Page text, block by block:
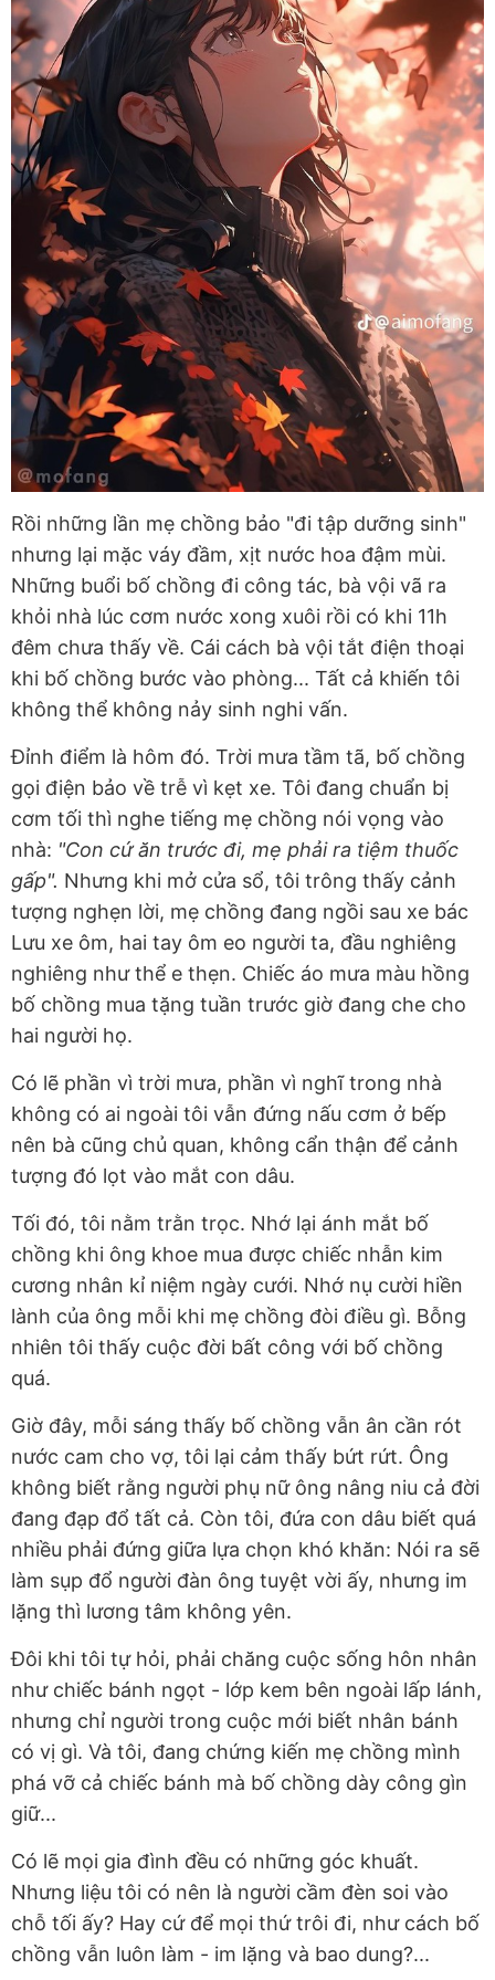
Rồi những lần mẹ chồng bảo "đi tập dưỡng sinh"
nhưng lại mặc váy đầm, xịt nước hoa đậm mùi.
Những buổi bố chồng đi công tác, bà vội vã ra
khỏi nhà lúc cơm nước xong xuôi rồi có khi 11h
đêm chưa thấy về. Cái cách bà vội tắt điện thoại
khi bố chồng bước vào phòng... Tất cả khiến tôi
không thể không nảy sinh nghi vấn.
Đỉnh điểm là hôm đó. Trời mưa tầm tã, bố chồng
gọi điện bảo về trễ vì kẹt xe. Tôi đang chuẩn bị
cơm tối thì nghe tiếng mẹ chồng nói vọng vào
nhà: "Con cứ ăn trước đi, mẹ phải ra tiệm thuốc
gấp". Nhưng khi mở cửa sổ, tôi trông thấy cảnh
tượng nghẹn lời, mẹ chồng đang ngồi sau xe bác
Lưu xe ôm, hai tay ôm eo người ta, đầu nghiêng
nghiêng như thể e thẹn. Chiếc áo mưa màu hồng
bố chồng mua tặng tuần trước giờ đang che cho
hai người họ.
Có lẽ phần vì trời mưa, phần vì nghĩ trong nhà
không có ai ngoài tôi vẫn đứng nấu cơm ở bếp
nên bà cũng chủ quan, không cẩn thận để cảnh
tượng đó lọt vào mắt con dâu.
Tối đó, tôi nằm trằn trọc. Nhớ lại ánh mắt bố
chồng khi ông khoe mua được chiếc nhẫn kim
cương nhân kỉ niệm ngày cưới. Nhớ nụ cười hiền
lành của ông mỗi khi mẹ chồng đòi điều gì. Bỗng
nhiên tôi thấy cuộc đời bất công với bố chồng
quá.
Giờ đây, mỗi sáng thấy bố chồng vẫn ân cần rót
nước cam cho vợ, tôi lại cảm thấy bứt rứt. Ông
không biết rằng người phụ nữ ông nâng niu cả đời
đang đạp đổ tất cả. Còn tôi, đứa con dâu biết quá
nhiều phải đứng giữa lựa chọn khó khăn: Nói ra sẽ
làm sụp đổ người đàn ông tuyệt vời ấy, nhưng im
lặng thì lương tâm không yên.
Đôi khi tôi tự hỏi, phải chăng cuộc sống hôn nhân
như chiếc bánh ngọt - lớp kem bên ngoài lấp lánh,
nhưng chỉ người trong cuộc mới biết nhân bánh
có vị gì. Và tôi, đang chứng kiến mẹ chồng mình
phá vỡ cả chiếc bánh mà bố chồng dày công gìn
giữ...
Có lẽ mọi gia đình đều có những góc khuất.
Nhưng liệu tôi có nên là người cầm đèn soi vào
chỗ tối ấy? Hay cứ để mọi thứ trôi đi, như cách bố
chồng vẫn luôn làm - im lặng và bao dung?...